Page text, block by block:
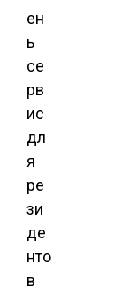
ен
ь
се
рв
ис
дл
я
ре
зи
де
нто
в